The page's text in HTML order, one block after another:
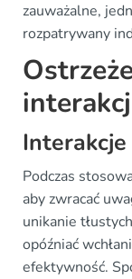
zauważalne,
rozpatrywany
Podczas
aby zwracać
unikanie
opóźniać
efektywność.